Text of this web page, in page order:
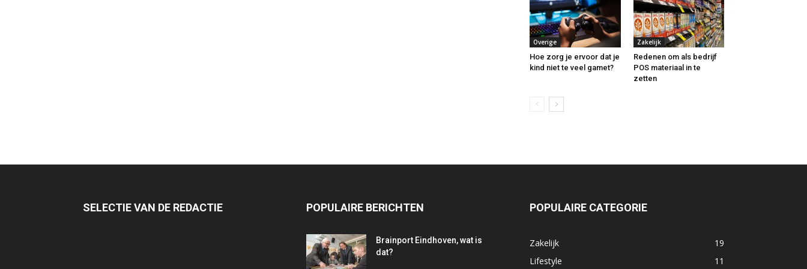
Overige
Hoe zorg je ervoor dat je
kind niet te veel gamet?
Zakelijk
Redenen om als bedrijf
POS materiaal in te
zetten
SELECTIE VAN DE REDACTIE POPULAIRE BERICHTEN
Brainport Eindhoven, wat is
dat?
POPULAIRE CATEGORIE
Zakelijk
19
Lifestyle
11